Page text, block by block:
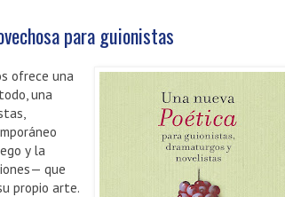
para guionistas
ofrece una
una
y la
que
propio arte.